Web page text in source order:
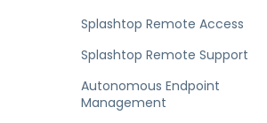
Splashtop Remote Access
Splashtop Remote Support
Autonomous Endpoint
Management